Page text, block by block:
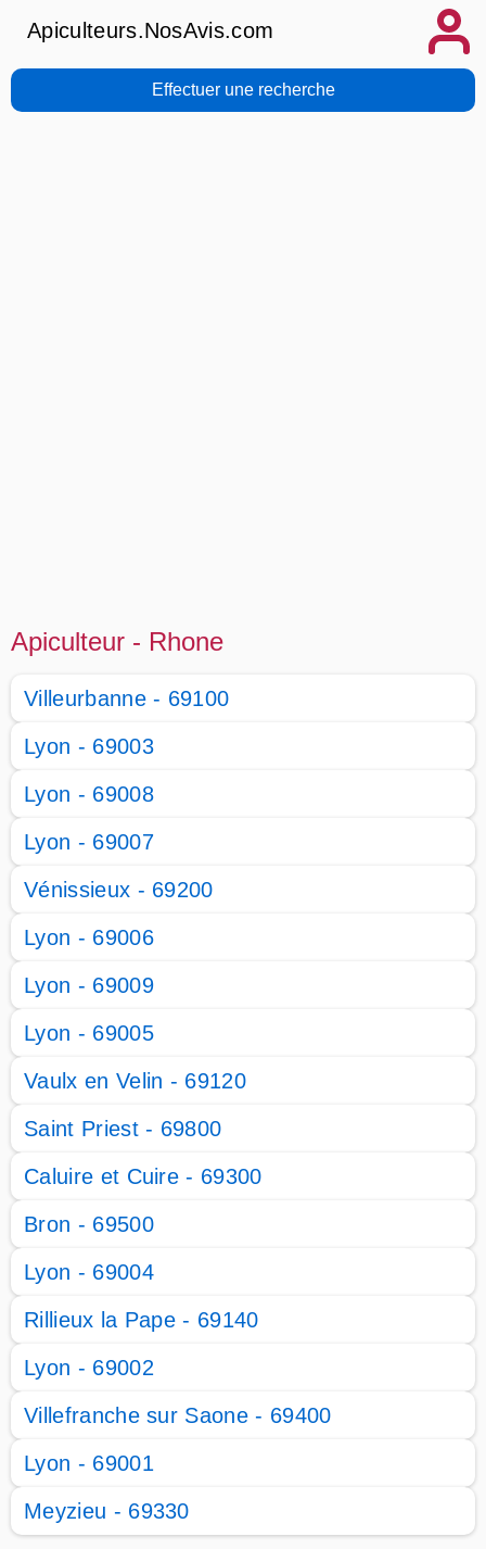
Apiculteurs.NosAvis.com
Effectuer une recherche
Apiculteur - Rhone
Villeurbanne - 69100
Lyon - 69003
Lyon - 69008
Lyon - 69007
Vénissieux - 69200
Lyon - 69006
Lyon - 69009
Lyon - 69005
Vaulx en Velin - 69120
Saint Priest - 69800
Caluire et Cuire - 69300
Bron - 69500
Lyon - 69004
Rillieux la Pape - 69140
Lyon - 69002
Villefranche sur Saone - 69400
Lyon - 69001
Meyzieu - 69330